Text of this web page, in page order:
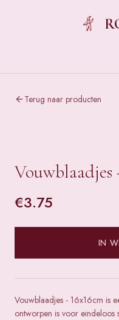
Terug naar producten
Vouwblaadjes
€3.75
IN
Vouwblaadjes - 16x16cm is
ontworpen is voor eindeloos